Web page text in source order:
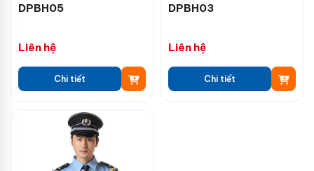
DPBH05
Liên hệ
Chi tiết
DPBH03
Liên hệ
Chi tiết